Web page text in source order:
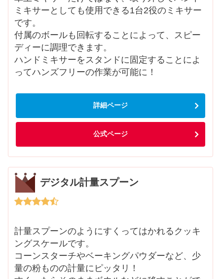
ミキサーとしても使用できる1台2役のミキサー
です。
付属のボールも回転することによって、スピー
ディーに調理できます。
ハンドミキサーをスタンドに固定することによ
ってハンズフリーの作業が可能に！
詳細ページ
公式ページ
デジタル計量スプーン
計量スプーンのようにすくってはかれるクッキ
ングスケールです。
コーンスターチやベーキングパウダーなど、少
量の粉ものの計量にピッタリ！